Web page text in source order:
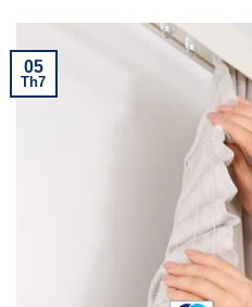
05
Th7